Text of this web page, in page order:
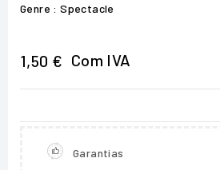
Genre : Spectacle
1,50 € Com IVA
Garantias